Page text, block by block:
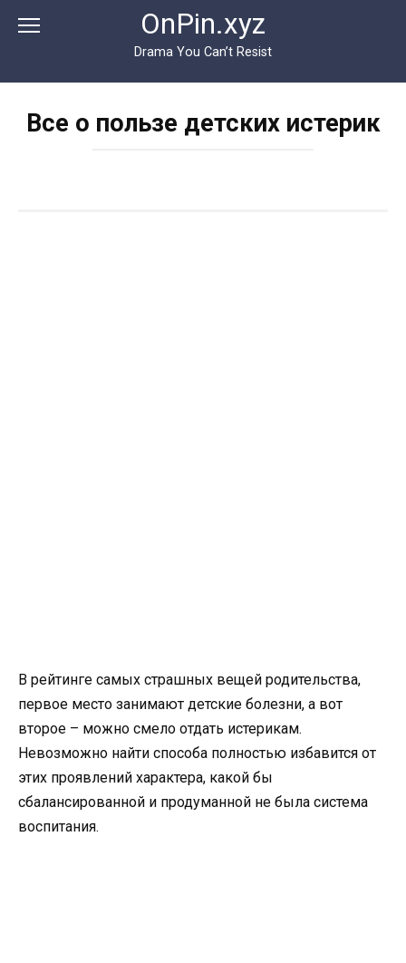
OnPin.xyz
Drama You Can’t Resist
Все о пользе детских истерик
В рейтинге самых страшных вещей родительства,
первое место занимают детские болезни, а вот
второе – можно смело отдать истерикам.
Невозможно найти способа полностью избавится от
этих проявлений характера, какой бы
сбалансированной и продуманной не была система
воспитания.